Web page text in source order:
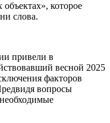
которое
слова.
привели в
весной 2025
факторов
вопросы